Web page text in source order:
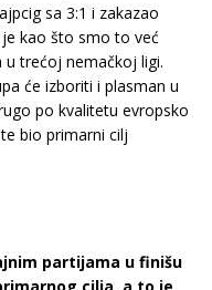
sa 3:1 i zakazao
kao što smo to već
u trećoj nemačkoj ligi.
će izboriti i plasman u
po kvalitetu evropsko
bio primarni cilj
partijama u finišu